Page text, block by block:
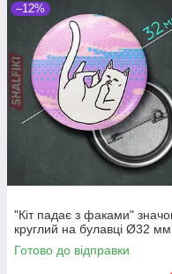
–12%
"Кіт падає з факами"
круглий на булавці Ø32 мм
Готово до відправки